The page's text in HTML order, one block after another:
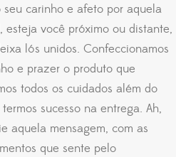
seu carinho e afeto por aquela
esteja você próximo ou distante,
lós unidos. Confeccionamos
e prazer o produto que
todos os cuidados além do
sucesso na entrega. Ah,
aquela mensagem, com as
que sente pelo